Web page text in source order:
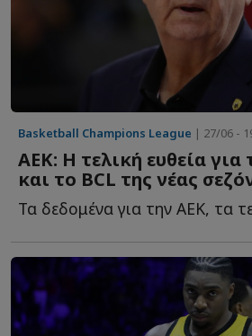
Basketball Champions League | 27/06 -
ΑΕΚ: Η τελική ευθεία
και το BCL της νέας